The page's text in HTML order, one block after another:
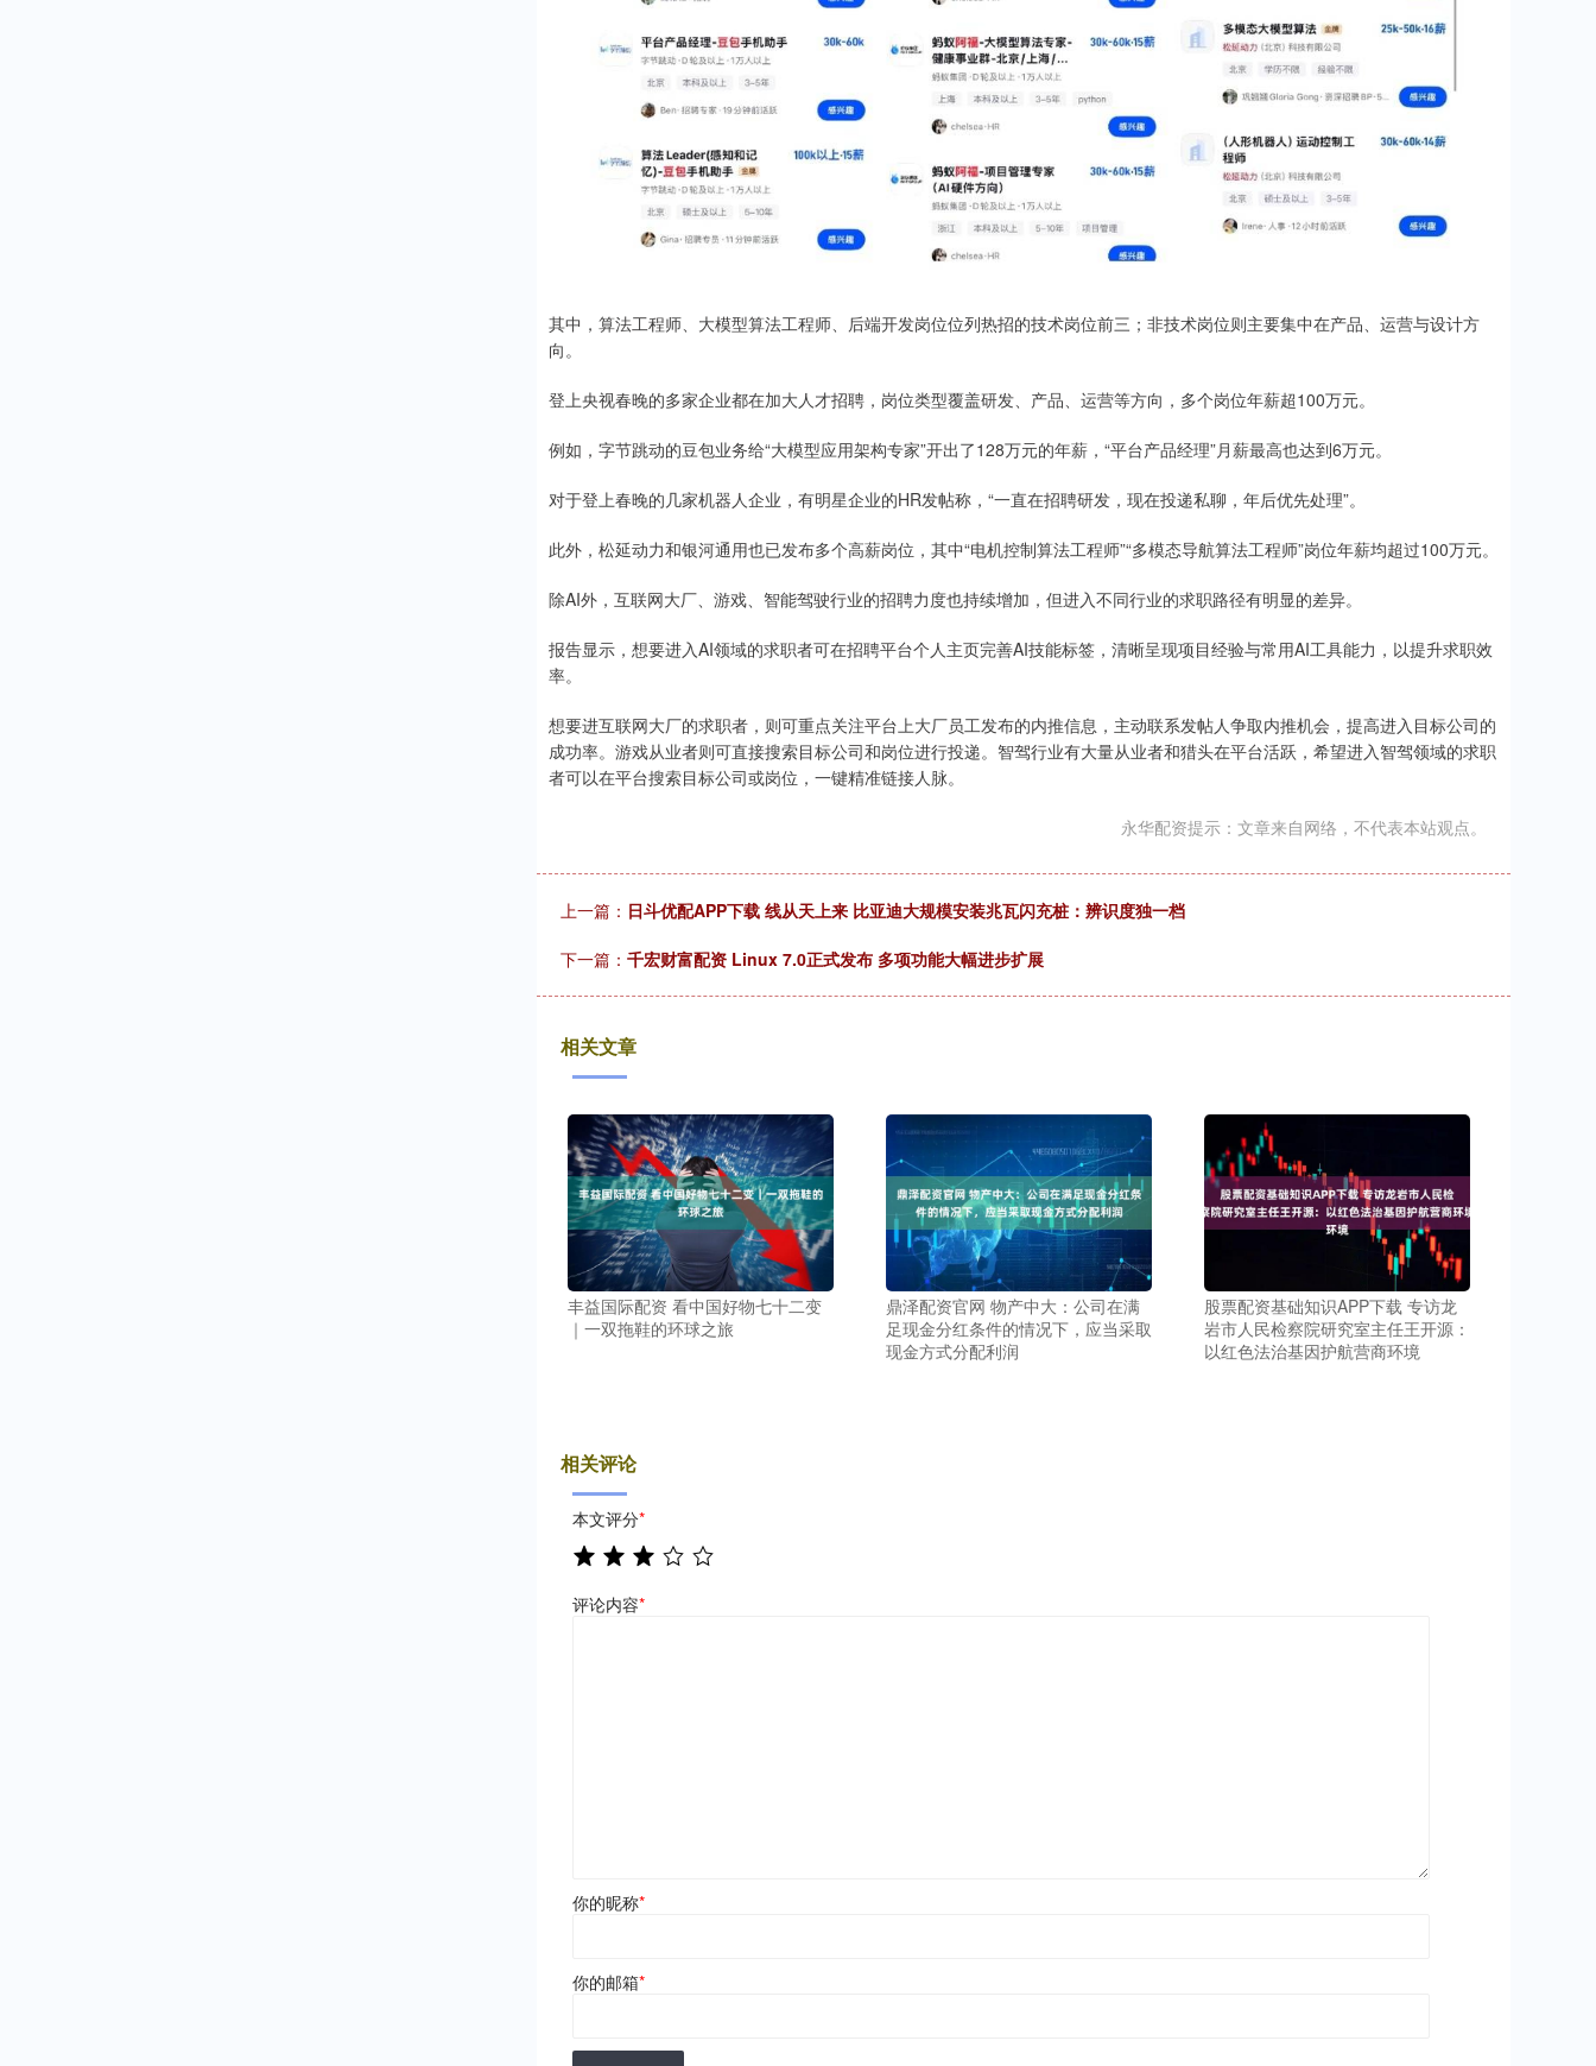
其中，算法工程师、大模型算法工程师、后端开发岗位位列热招的技术岗位前三；非技术岗位则主要集中在产品、运营与设计方
向。
登上央视春晚的多家企业都在加大人才招聘，岗位类型覆盖研发、产品、运营等方向，多个岗位年薪超100万元。
例如，字节跳动的豆包业务给“大模型应用架构专家”开出了128万元的年薪，“平台产品经理”月薪最高也达到6万元。
对于登上春晚的几家机器人企业，有明星企业的HR发帖称，“一直在招聘研发，现在投递私聊，年后优先处理”。
此外，松延动力和银河通用也已发布多个高薪岗位，其中“电机控制算法工程师”“多模态导航算法工程师”岗位年薪均超过100万元。
除AI外，互联网大厂、游戏、智能驾驶行业的招聘力度也持续增加，但进入不同行业的求职路径有明显的差异。
报告显示，想要进入AI领域的求职者可在招聘平台个人主页完善AI技能标签，清晰呈现项目经验与常用AI工具能力，以提升求职效
率。
想要进互联网大厂的求职者，则可重点关注平台上大厂员工发布的内推信息，主动联系发帖人争取内推机会，提高进入目标公司的
成功率。游戏从业者则可直接搜索目标公司和岗位进行投递。智驾行业有大量从业者和猎头在平台活跃，希望进入智驾领域的求职
者可以在平台搜索目标公司或岗位，一键精准链接人脉。
永华配资提示：文章来自网络，不代表本站观点。
上一篇： 日斗优配APP下载 线从天上来 比亚迪大规模安装兆瓦闪充桩：辨识度独一档
下一篇： 千宏财富配资 Linux 7.0正式发布 多项功能大幅进步扩展
相关文章
丰益国际配资 看中国好物七十二变
｜一双拖鞋的环球之旅
鼎泽配资官网 物产中大：公司在满
足现金分红条件的情况下，应当采取
现金方式分配利润
股票配资基础知识APP下载 专访龙
岩市人民检察院研究室主任王开源：
以红色法治基因护航营商环境
相关评论
本文评分*
评论内容*
你的昵称*
你的邮箱*